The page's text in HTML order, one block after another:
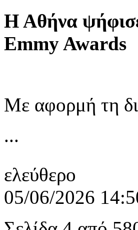
Η Αθήνα
Emmy Awards
Με αφορμή τη
...
ελεύθερο
05/06/2026